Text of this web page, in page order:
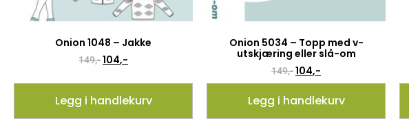
Onion 1048 – Jakke
149,-104,-
Legg i handlekurv
Onion 5034 – Topp med v-
utskjæring eller slå-om
149,-104,-
Legg i handlekurv